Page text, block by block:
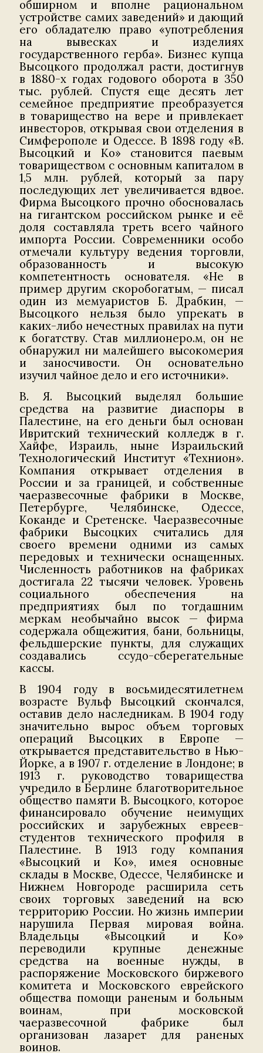
обширном и вполне рациональном
устройстве самих заведений» и дающий
его обладателю право «употребления
на вывесках и изделиях
государственного герба». Бизнес купца
Высоцкого продолжал расти, достигнув
в 1880-х годах годового оборота в 350
тыс. рублей. Спустя еще десять лет
семейное предприятие преобразуется
в товарищество на вере и привлекает
инвесторов, открывая свои отделения в
Симферополе и Одессе. В 1898 году «В.
Высоцкий и Ко» становится паевым
товариществом с основным капиталом в
1,5 млн. рублей, который за пару
последующих лет увеличивается вдвое.
Фирма Высоцкого прочно обосновалась
на гигантском российском рынке и её
доля составляла треть всего чайного
импорта России. Современники особо
отмечали культуру ведения торговли,
образованность и высокую
компетентность основателя. «Не в
пример другим скоробогатым, — писал
один из мемуаристов Б. Драбкин, —
Высоцкого нельзя было упрекать в
каких-либо нечестных правилах на пути
к богатству. Став миллионеро.м, он не
обнаружил ни малейшего высокомерия
и заносчивости. Он основательно
изучил чайное дело и его источники».
В. Я. Высоцкий выделял большие
средства на развитие диаспоры в
Палестине, на его деньги был основан
Ивритский технический колледж в г.
Хайфе, Израиль, ныне Израильский
Технологический Институт «Технион».
Компания открывает отделения в
России и за границей, и собственные
чаеразвесочные фабрики в Москве,
Петербурге, Челябинске, Одессе,
Коканде и Сретенске. Чаеразвесочные
фабрики Высоцких считались для
своего времени одними из самых
передовых и технически оснащенных.
Численность работников на фабриках
достигала 22 тысячи человек. Уровень
социального обеспечения на
предприятиях был по тогдашним
меркам необычайно высок — фирма
содержала общежития, бани, больницы,
фельдшерские пункты, для служащих
создавались ссудо-сберегательные
кассы.
В 1904 году в восьмидесятилетнем
возрасте Вульф Высоцкий скончался,
оставив дело наследникам. В 1904 году
значительно вырос объем торговых
операций Высоцких в Европе —
открывается представительство в Нью-
Йорке, а в 1907 г. отделение в Лондоне; в
1913 г. руководство товарищества
учредило в Берлине благотворительное
общество памяти В. Высоцкого, которое
финансировало обучение неимущих
российских и зарубежных евреев-
студентов технического профиля в
Палестине. В 1913 году компания
«Высоцкий и Ко», имея основные
склады в Москве, Одессе, Челябинске и
Нижнем Новгороде расширила сеть
своих торговых заведений на всю
территорию России. Но жизнь империи
нарушила Первая мировая война.
Владельцы «Высоцкий и Ко»
переводили крупные денежные
средства на военные нужды, в
распоряжение Московского биржевого
комитета и Московского еврейского
общества помощи раненым и больным
воинам, при московской
чаеразвесочной фабрике был
организован лазарет для раненых
воинов.